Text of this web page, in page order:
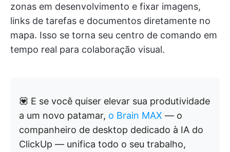
zonas em desenvolvimento e fixar imagens,
links de tarefas e documentos diretamente no
mapa. Isso se torna seu centro de comando em
tempo real para colaboração visual.
💟 E se você quiser elevar sua produtividade
a um novo patamar, o Brain MAX — o
companheiro de desktop dedicado à IA do
ClickUp — unifica todo o seu trabalho,